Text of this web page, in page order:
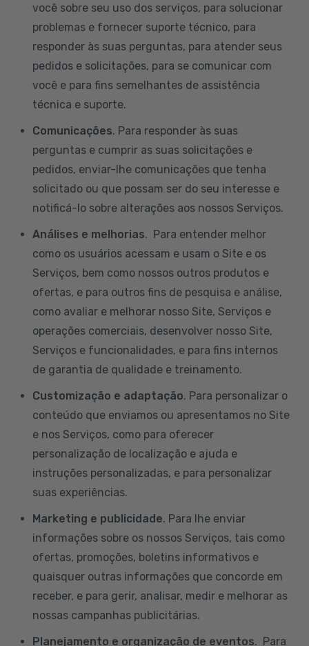
você sobre seu uso dos serviços, para solucionar
problemas e fornecer suporte técnico, para
responder às suas perguntas, para atender seus
pedidos e solicitações, para se comunicar com
você e para fins semelhantes de assistência
técnica e suporte.
Comunicações. Para responder às suas
perguntas e cumprir as suas solicitações e
pedidos, enviar-lhe comunicações que tenha
solicitado ou que possam ser do seu interesse e
notificá-lo sobre alterações aos nossos Serviços.
Análises e melhorias. Para entender melhor
como os usuários acessam e usam o Site e os
Serviços, bem como nossos outros produtos e
ofertas, e para outros fins de pesquisa e análise,
como avaliar e melhorar nosso Site, Serviços e
operações comerciais, desenvolver nosso Site,
Serviços e funcionalidades, e para fins internos
de garantia de qualidade e treinamento.
Customização e adaptação. Para personalizar o
conteúdo que enviamos ou apresentamos no Site
e nos Serviços, como para oferecer
personalização de localização e ajuda e
instruções personalizadas, e para personalizar
suas experiências.
Marketing e publicidade. Para lhe enviar
informações sobre os nossos Serviços, tais como
ofertas, promoções, boletins informativos e
quaisquer outras informações que concorde em
receber, e para gerir, analisar, medir e melhorar as
nossas campanhas publicitárias.
Planejamento e organização de eventos. Para